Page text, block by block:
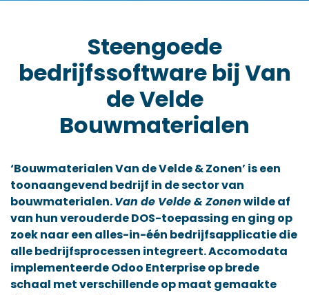
Steengoede
bedrijfssoftware bij Van
de Velde
Bouwmaterialen​
‘Bouwmaterialen Van de Velde & Zonen’is een
toonaangevend bedrijf in de sector van
bouwmaterialen.Van de Velde & Zonenwilde af
van hun verouderde DOS-toepassing en ging op
zoek naar een alles-in-één bedrijfsapplicatie die
alle bedrijfsprocessen integreert. Accomodata
implementeerde Odoo Enterprise op brede
schaal met verschillende op maat gemaakte